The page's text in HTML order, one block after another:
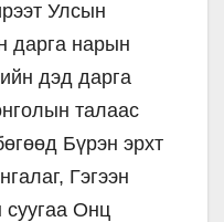
Улсын
дарга нарын
дэд дарга
талаас
Бүрэн эрхт
Гэгээн
Онц